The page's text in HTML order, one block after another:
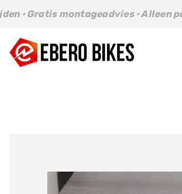
Ga
inhoud
· Alleen parts die